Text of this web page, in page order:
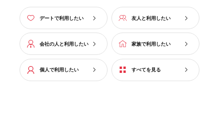
デートで利用したい 友人と利用したい
会社の人と利用したい 家族で利用したい
個人で利用したい すべてを見る